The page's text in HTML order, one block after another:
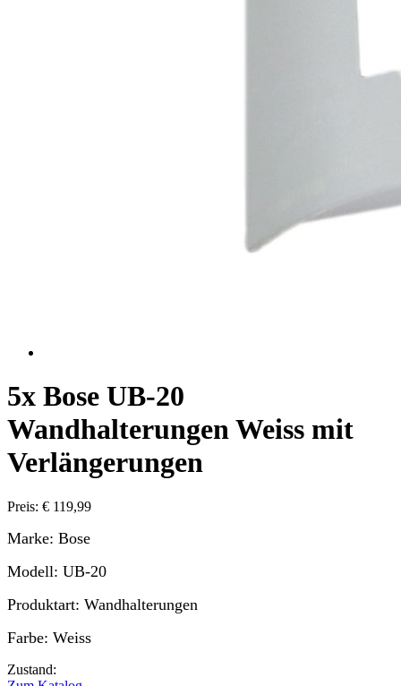
5x Bose UB-20
Wandhalterungen Weiss mit
Verlängerungen
Preis: € 119,99
Marke: Bose
Modell: UB-20
Produktart: Wandhalterungen
Farbe: Weiss
Zustand: